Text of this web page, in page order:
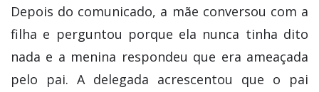
Depois do comunicado, a mãe conversou com a
filha e perguntou porque ela nunca tinha dito
nada e a menina respondeu que era ameaçada
pelo pai. A delegada acrescentou que o pai